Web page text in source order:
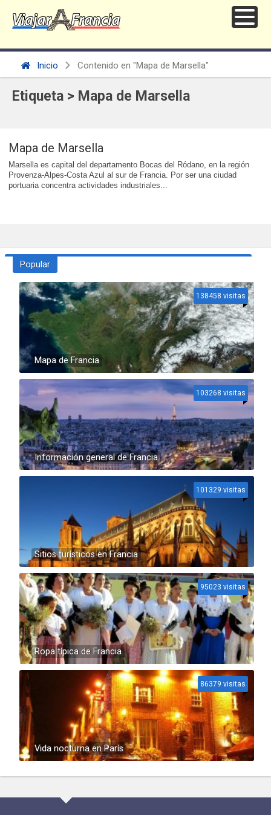
Inicio Contenido en "Mapa de Marsella"
Etiqueta > Mapa de Marsella
Mapa de Marsella
Marsella es capital del departamento Bocas del Ródano, en la región
Provenza-Alpes-Costa Azul al sur de Francia. Por ser una ciudad
portuaria concentra actividades industriales...
Popular
Mapa de Francia
138458 visitas
Información general de Francia
103268 visitas
Sitios turísticos en Francia
101329 visitas
Ropa típica de Francia
95023 visitas
Vida nocturna en París
86379 visitas